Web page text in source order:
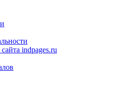
indpages.ru